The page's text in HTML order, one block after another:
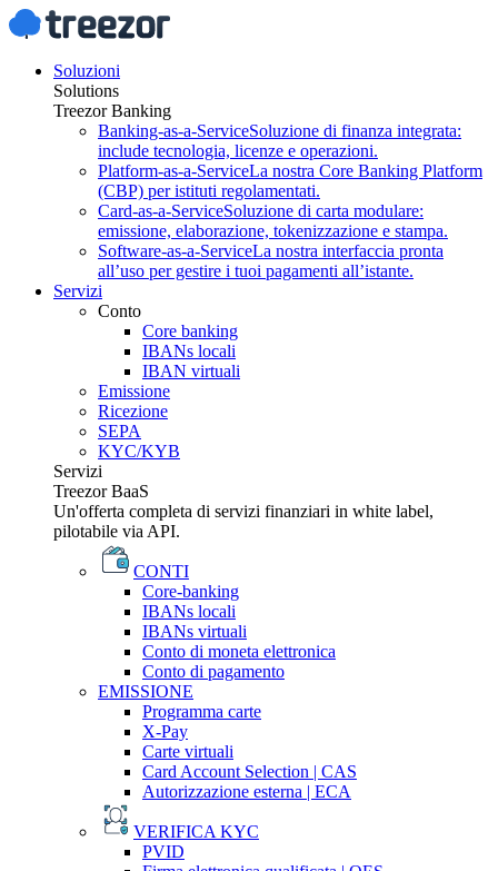
Soluzioni
Solutions
Treezor Banking
Banking-as-a-ServiceSoluzione di finanza integrata:
include tecnologia, licenze e operazioni.
Platform-as-a-ServiceLa nostra Core Banking Platform
(CBP) per istituti regolamentati.
Card-as-a-ServiceSoluzione di carta modulare:
emissione, elaborazione, tokenizzazione e stampa.
Software-as-a-ServiceLa nostra interfaccia pronta
all’uso per gestire i tuoi pagamenti all’istante.
Servizi
Conto
Core banking
IBANs locali
IBAN virtuali
Emissione
Ricezione
SEPA
KYC/KYB
Servizi
Treezor BaaS
Un'offerta completa di servizi finanziari in white label,
pilotabile via API.
CONTI
Core-banking
IBANs locali
IBANs virtuali
Conto di moneta elettronica
Conto di pagamento
EMISSIONE
Programma carte
X-Pay
Carte virtuali
Card Account Selection | CAS
Autorizzazione esterna | ECA
VERIFICA KYC
PVID